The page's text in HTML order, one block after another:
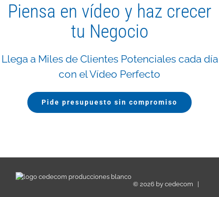
Piensa en vídeo y haz crecer
tu Negocio
Llega a Miles de Clientes Potenciales cada día
con el Vídeo Perfecto
Pide presupuesto sin compromiso
© 2026 by cedecom